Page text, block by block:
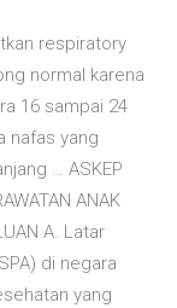
respiratory
normal karena
16 sampai 24
nafas yang
… ASKEP
ANAK
A. Latar
di negara
yang